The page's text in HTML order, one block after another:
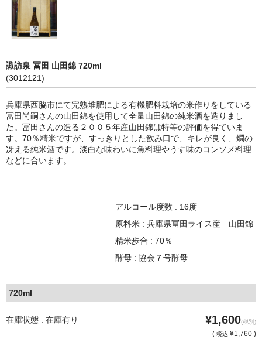
大治郎・喜量能 畑酒造（滋賀県東近江市）
秋鹿・奥鹿 秋鹿酒造（大阪府豊能郡能勢町）
睡龍・生もとのどぶ 久保本家酒造（奈良県宇陀市）
竹泉 田治米（兵庫県朝来市）
奥播磨 下村酒造店（兵庫県姫路市安富町）
諏訪泉 諏訪酒造（鳥取県八頭郡智頭町）
✚旭日 旭日酒造（島根県出雲市）
旭菊・綾花 旭菊酒造（福岡県久留米市）
小鹿 小鹿酒造（鹿児島県鹿屋市)
明るい農村 霧島町蒸留所（鹿児島県霧島市）
諏訪泉 冨田 山田錦 720ml
(3012121)
兵庫県西脇市にて完熟堆肥による有機肥料栽培の米作りをしている
冨田尚嗣さんの山田錦を使用して全量山田錦の純米酒を造りまし
た。冨田さんの造る２００５年産山田錦は特等の評価を得ていま
す。70％精米ですが、すっきりとした飲み口で、キレが良く、燗の
冴える純米酒です。淡白な味わいに魚料理やうす味のコンソメ料理
などに合います。
アルコール度数 : 16度
原料米 : 兵庫県冨田ライス産 山田錦
精米歩合 : 70％
酵母 : 協会７号酵母
720ml
在庫状態 : 在庫有り ¥1,600(税別)
( 税込 ¥1,760 )